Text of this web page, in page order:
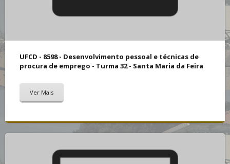
UFCD - 8598 - Desenvolvimento pessoal e técnicas de
procura de emprego - Turma 32 - Santa Maria da Feira
Ver Mais